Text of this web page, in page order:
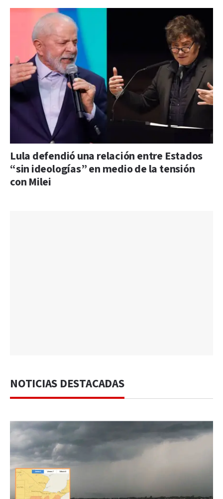
Lula defendió una relación entre Estados
“sin ideologías” en medio de la tensión
con Milei
NOTICIAS DESTACADAS